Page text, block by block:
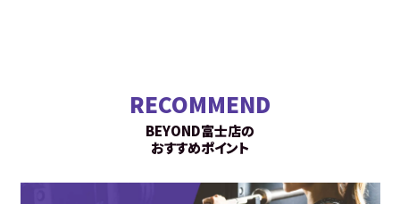
RECOMMEND
BEYOND富士店の
おすすめポイント